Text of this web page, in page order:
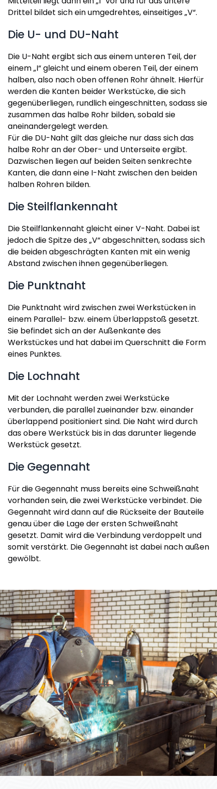
Drittel bildet sich ein umgedrehtes, einseitiges „V“.
Die U- und DU-Naht
Die U-Naht ergibt sich aus einem unteren Teil, der
einem „I“ gleicht und einem oberen Teil, der einem
halben, also nach oben offenen Rohr ähnelt. Hierfür
werden die Kanten beider Werkstücke, die sich
gegenüberliegen, rundlich eingeschnitten, sodass sie
zusammen das halbe Rohr bilden, sobald sie
aneinandergelegt werden.
Für die DU-Naht gilt das gleiche nur dass sich das
halbe Rohr an der Ober- und Unterseite ergibt.
Dazwischen liegen auf beiden Seiten senkrechte
Kanten, die dann eine I-Naht zwischen den beiden
halben Rohren bilden.
Die Steilflankennaht
Die Steilflankennaht gleicht einer V-Naht. Dabei ist
jedoch die Spitze des „V“ abgeschnitten, sodass sich
die beiden abgeschrägten Kanten mit ein wenig
Abstand zwischen ihnen gegenüberliegen.
Die Punktnaht
Die Punktnaht wird zwischen zwei Werkstücken in
einem Parallel- bzw. einem Überlappstoß gesetzt.
Sie befindet sich an der Außenkante des
Werkstückes und hat dabei im Querschnitt die Form
eines Punktes.
Die Lochnaht
Mit der Lochnaht werden zwei Werkstücke
verbunden, die parallel zueinander bzw. einander
überlappend positioniert sind. Die Naht wird durch
das obere Werkstück bis in das darunter liegende
Werkstück gesetzt.
Die Gegennaht
Für die Gegennaht muss bereits eine Schweißnaht
vorhanden sein, die zwei Werkstücke verbindet. Die
Gegennaht wird dann auf die Rückseite der Bauteile
genau über die Lage der ersten Schweißnaht
gesetzt. Damit wird die Verbindung verdoppelt und
somit verstärkt. Die Gegennaht ist dabei nach außen
gewölbt.